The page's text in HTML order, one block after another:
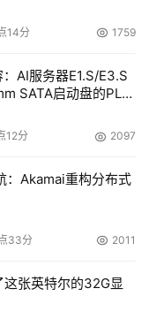
更经济、更有效、
动器因具备独特的性
齐全、价格适中、
----是取代过时的
以与某些磁带驱动
的卓越性能。领先的
并且已经在其市场
一般预算有限，”
“EXABYE正为仅有
14分 1759
AI服务器E1.S/E3.S
SATA启动盘的PLP
12分 2097
：Akamai重构分布式
33分 2011
张英特尔的32G显